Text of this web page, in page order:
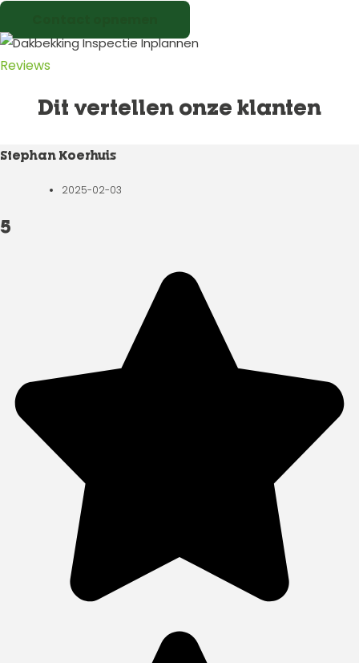
Reviews
Dit vertellen onze klanten
Stephan Koerhuis
2025-02-03
5